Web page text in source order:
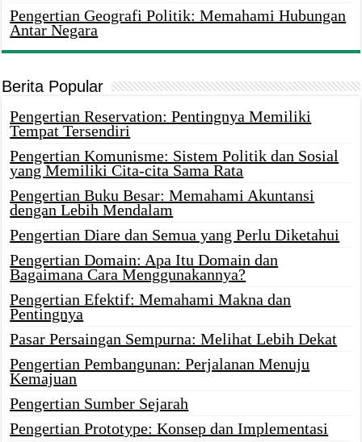
Pengertian Geografi Politik: Memahami Hubungan
Antar Negara
Berita Popular
Pengertian Reservation: Pentingnya Memiliki
Tempat Tersendiri
Pengertian Komunisme: Sistem Politik dan Sosial
yang Memiliki Cita-cita Sama Rata
Pengertian Buku Besar: Memahami Akuntansi
dengan Lebih Mendalam
Pengertian Diare dan Semua yang Perlu Diketahui
Pengertian Domain: Apa Itu Domain dan
Bagaimana Cara Menggunakannya?
Pengertian Efektif: Memahami Makna dan
Pentingnya
Pasar Persaingan Sempurna: Melihat Lebih Dekat
Pengertian Pembangunan: Perjalanan Menuju
Kemajuan
Pengertian Sumber Sejarah
Pengertian Prototype: Konsep dan Implementasi